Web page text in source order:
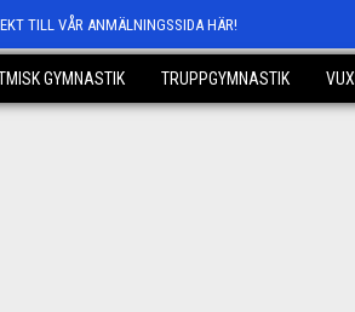
TILL VÅR ANMÄLNINGSSIDA HÄR!
GYMNASTIK TRUPPGYMNASTIK